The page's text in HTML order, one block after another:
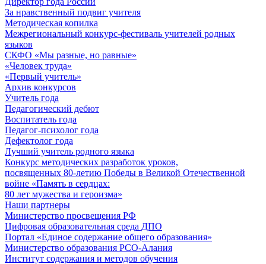
За нравственный подвиг учителя
Методическая копилка
Межрегиональный конкурс-фестиваль учителей родных
языков
СКФО «Мы разные, но равные»
«Человек труда»
«Первый учитель»
Архив конкурсов
Учитель года
Педагогический дебют
Воспитатель года
Педагог-психолог года
Дефектолог года
Лучший учитель родного языка
Конкурс методических разработок уроков,
посвященных 80-летию Победы в Великой Отечественной
войне «Память в сердцах:
80 лет мужества и героизма»
Наши партнеры
Министерство просвещения РФ
Цифровая образовательная среда ДПО
Портал «Единое содержание общего образования»
Министерство образования РСО-Алания
Институт содержания и методов обучения